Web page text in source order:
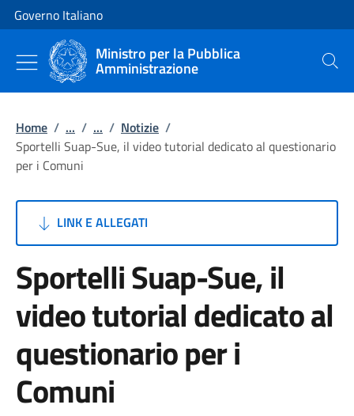
Vai al contenuto
Vai alla navigazione del sito
Governo Italiano
Ministro per la Pubblica
Amministrazione Cerca
Home / ... / ... / Notizie /
Sportelli Suap-Sue, il video tutorial dedicato al questionario
per i Comuni
LINK E ALLEGATI
Sportelli Suap-Sue, il
video tutorial dedicato al
questionario per i
Comuni